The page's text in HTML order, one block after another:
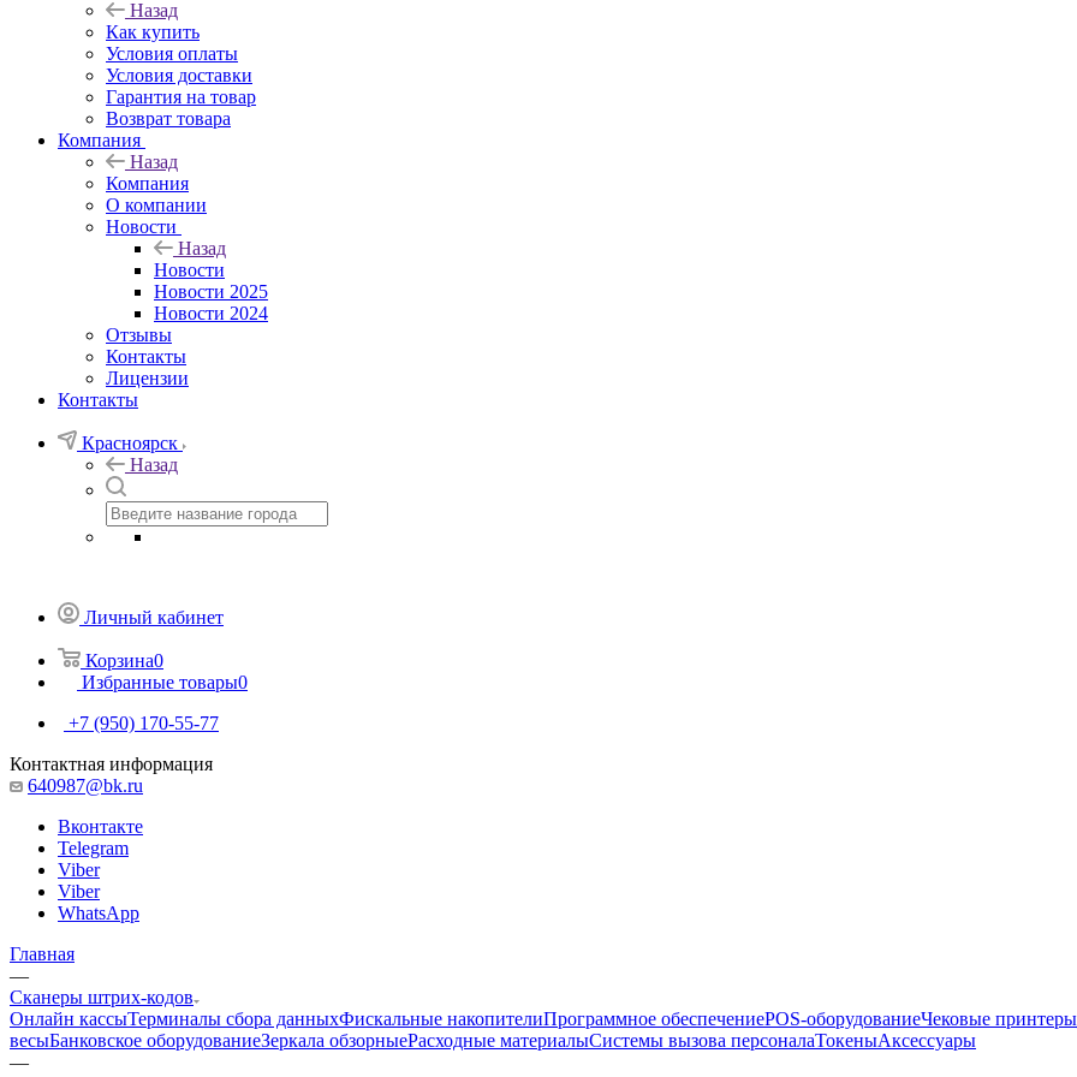
Назад
Как купить
Условия оплаты
Условия доставки
Гарантия на товар
Возврат товара
Компания
Назад
Компания
О компании
Новости
Назад
Новости
Новости 2025
Новости 2024
Отзывы
Контакты
Лицензии
Контакты
Красноярск
Назад
Личный кабинет
Корзина0
Избранные товары0
+7 (950) 170-55-77
Контактная информация
640987@bk.ru
Вконтакте
Telegram
Viber
Viber
WhatsApp
Главная
—
Сканеры штрих-кодов
Онлайн кассыТерминалы сбора данныхФискальные накопителиПрограммное обеспечениеPOS-оборудованиеЧековые принтеры
весыБанковское оборудованиеЗеркала обзорныеРасходные материалыСистемы вызова персоналаТокеныАксессуары
—